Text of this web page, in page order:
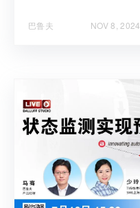
巴鲁夫 NOV 8, 2024